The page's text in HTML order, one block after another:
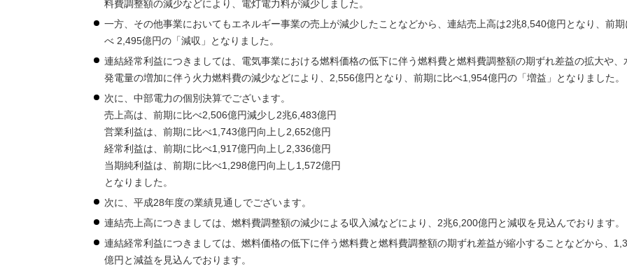
料費調整額の減少などにより、電灯電力料が減少しました。
一方、その他事業においてもエネルギー事業の売上が減少したことなどから、連結売上高は2兆8,540億円となり、前期
べ 2,495億円の「減収」となりました。
連結経常利益につきましては、電気事業における燃料価格の低下に伴う燃料費と燃料費調整額の期ずれ差益の拡大や、
発電量の増加に伴う火力燃料費の減少などにより、2,556億円となり、前期に比べ1,954億円の「増益」となりました。
次に、中部電力の個別決算でございます。
売上高は、前期に比べ2,506億円減少し2兆6,483億円
営業利益は、前期に比べ1,743億円向上し2,652億円
経常利益は、前期に比べ1,917億円向上し2,336億円
当期純利益は、前期に比べ1,298億円向上し1,572億円
となりました。
次に、平成28年度の業績見通しでございます。
連結売上高につきましては、燃料費調整額の減少による収入減などにより、2兆6,200億円と減収を見込んでおります。
連結経常利益につきましては、燃料価格の低下に伴う燃料費と燃料費調整額の期ずれ差益が縮小することなどから、
億円と減益を見込んでおります。